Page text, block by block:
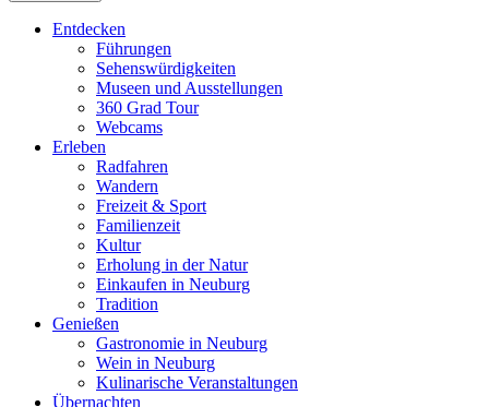
Entdecken
Führungen
Sehenswürdigkeiten
Museen und Ausstellungen
360 Grad Tour
Webcams
Erleben
Radfahren
Wandern
Freizeit & Sport
Familienzeit
Kultur
Erholung in der Natur
Einkaufen in Neuburg
Tradition
Genießen
Gastronomie in Neuburg
Wein in Neuburg
Kulinarische Veranstaltungen
Übernachten